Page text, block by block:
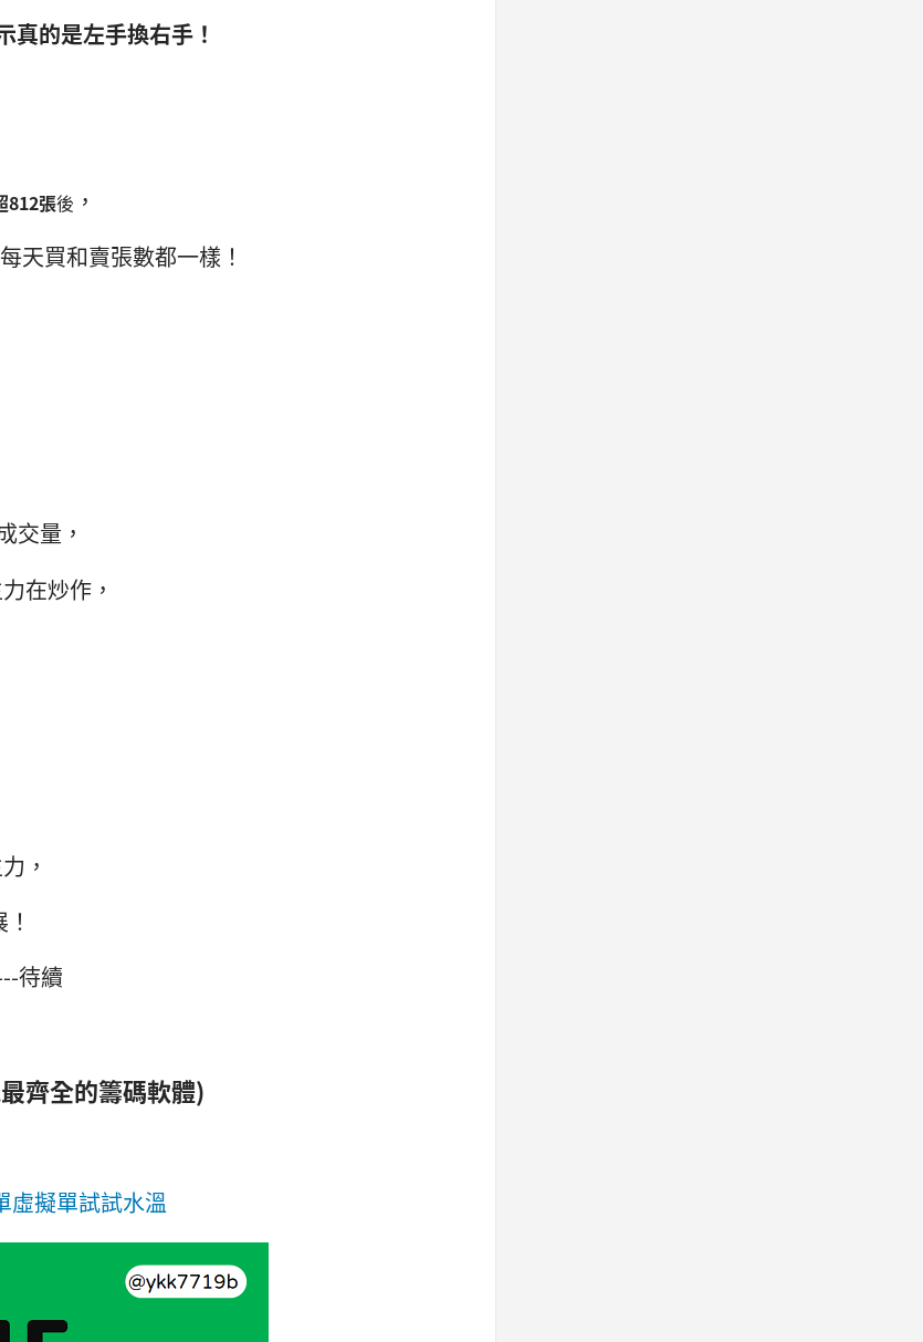
真的是左手換右手！
812張後 ，
天買和賣張數都一樣！
交量，
在炒作，
，
齊全的籌碼軟體)
虛擬單試試水溫